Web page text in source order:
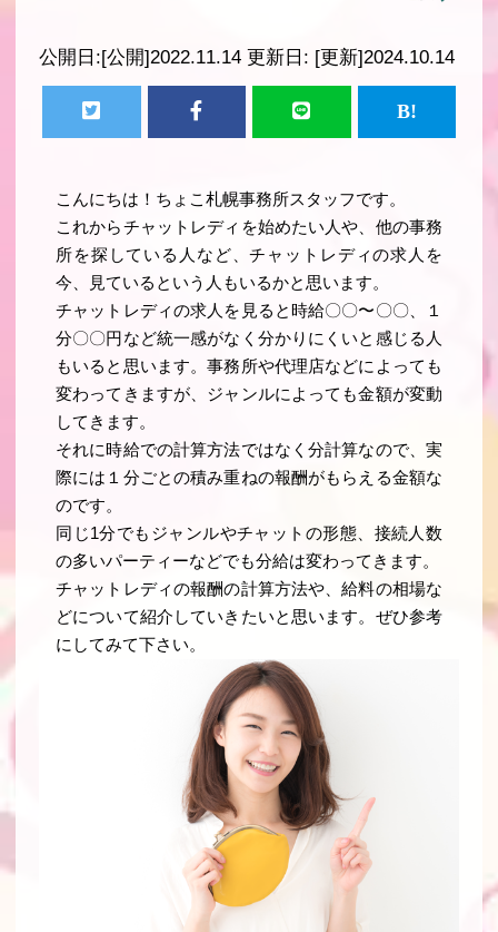
公開日:[公開]2022.11.14 更新日: [更新]2024.10.14
こんにちは！ちょこ札幌事務所スタッフです。
これからチャットレディを始めたい人や、他の事務
所を探している人など、チャットレディの求人を
今、見ているという人もいるかと思います。
チャットレディの求人を見ると時給〇〇〜〇〇、１
分〇〇円など統一感がなく分かりにくいと感じる人
もいると思います。事務所や代理店などによっても
変わってきますが、ジャンルによっても金額が変動
してきます。
それに時給での計算方法ではなく分計算なので、実
際には１分ごとの積み重ねの報酬がもらえる金額な
のです。
同じ1分でもジャンルやチャットの形態、接続人数
の多いパーティーなどでも分給は変わってきます。
チャットレディの報酬の計算方法や、給料の相場な
どについて紹介していきたいと思います。ぜひ参考
にしてみて下さい。